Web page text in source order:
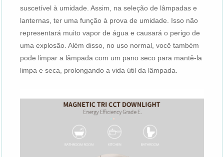
suscetível à umidade. Assim, na seleção de lâmpadas e
lanternas, ter uma função à prova de umidade. Isso não
representará muito vapor de água e causará o perigo de
uma explosão. Além disso, no uso normal, você também
pode limpar a lâmpada com um pano seco para mantê-la
limpa e seca, prolongando a vida útil da lâmpada.